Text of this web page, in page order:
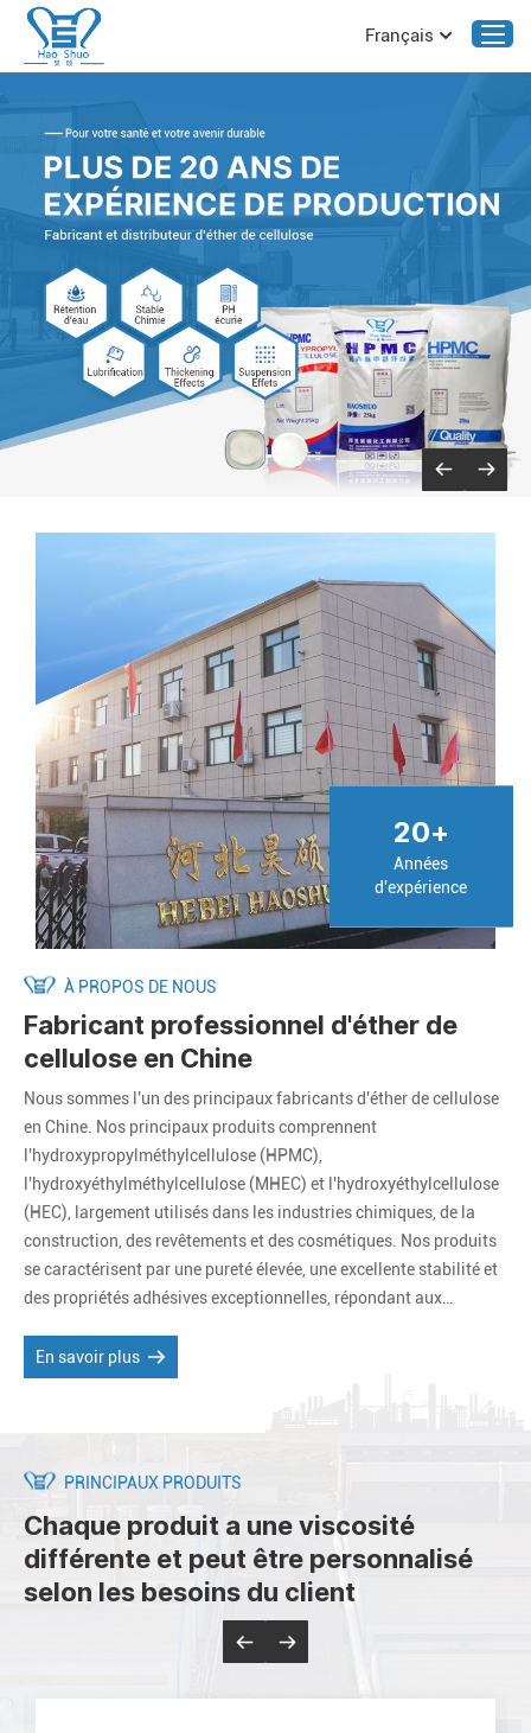
Français
20+
Années
d'expérience
À PROPOS DE NOUS
Fabricant professionnel d'éther de
cellulose en Chine
Nous sommes l'un des principaux fabricants d'éther de cellulose
en Chine. Nos principaux produits comprennent
l'hydroxypropylméthylcellulose (HPMC),
l'hydroxyéthylméthylcellulose (MHEC) et l'hydroxyéthylcellulose
(HEC), largement utilisés dans les industries chimiques, de la
construction, des revêtements et des cosmétiques. Nos produits
se caractérisent par une pureté élevée, une excellente stabilité et
des propriétés adhésives exceptionnelles, répondant aux
des produits et services personnalisés pour répondre aux besoins
spécifiques de nos clients.
En savoir plus
PRINCIPAUX PRODUITS
Chaque produit a une viscosité
différente et peut être personnalisé
selon les besoins du client